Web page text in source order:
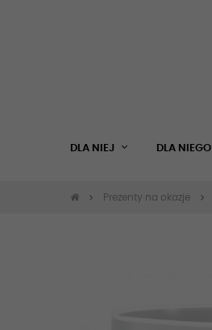
DLA NIEJ DLA NIEGO
Prezenty na okazje